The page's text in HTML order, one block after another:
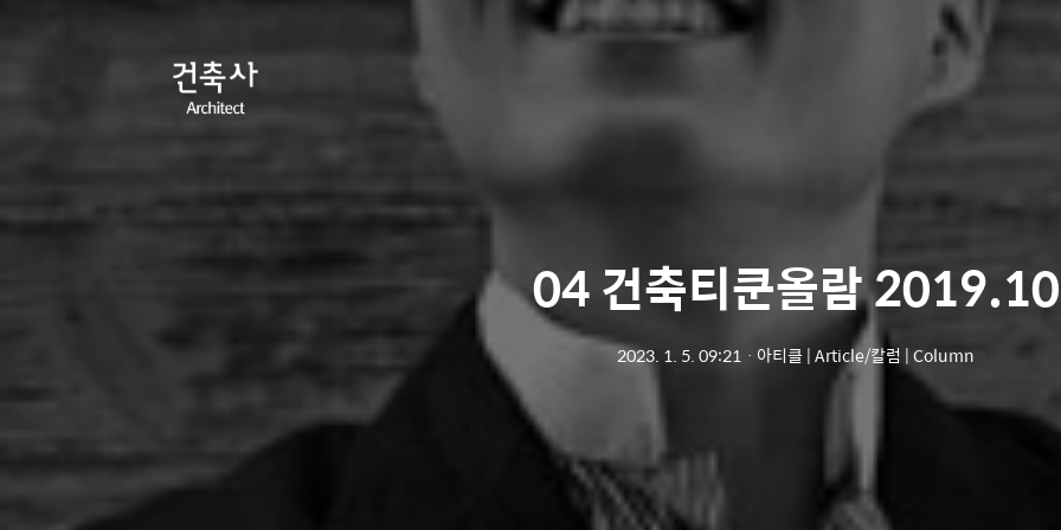
04 건축티쿤올람 2019.10
2023. 1. 5. 09:21 ㆍ 아티클 | Article/칼럼 | Column